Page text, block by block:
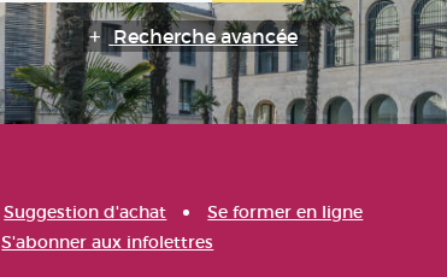
Recherche avancée
Suggestion d'achat
Se former en ligne
S'abonner aux infolettres